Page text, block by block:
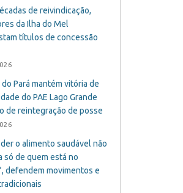
de reivindicação,
da Ilha do Mel
títulos de concessão
Pará mantém vitória de
do PAE Lago Grande
de reintegração de posse
o alimento saudável não
só de quem está no
defendem movimentos e